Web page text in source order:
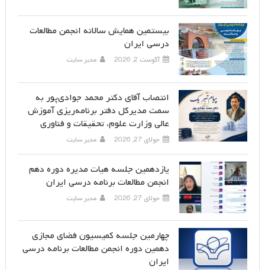
بیستمین همایش سالانه انجمن مطالعات
درسی ایران
آگوست 2, 2026 مدیر سایت
انتصاب آقای دکتر محمد جوادی‌پور به
سمت مدیرکل دفتر برنامه‌ریزی آموزش
عالی وزارت علوم، تحقیقات و فناوری
جولای 27, 2026 مدیر سایت
یازدهمین جلسه هیات مدیره دوره دهم
انجمن مطالعات برنامه درسی ایران
جولای 27, 2026 مدیر سایت
چهارمین جلسه کمیسیون فضای مجازی
دهمین دوره انجمن مطالعات برنامه درسی
ایران